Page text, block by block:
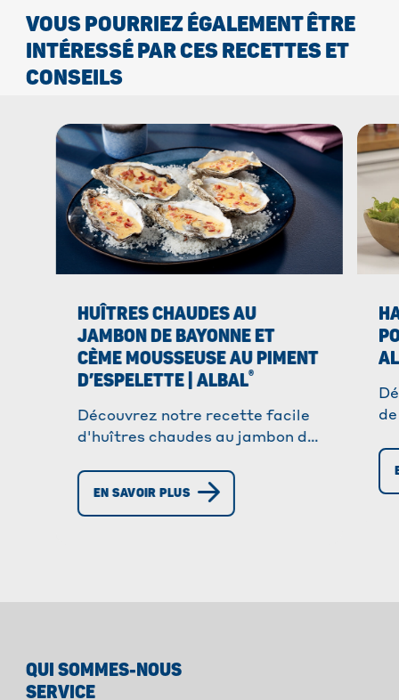
VOUS POURRIEZ ÉGALEMENT ÊTRE
INTÉRESSÉ PAR CES RECETTES ET
CONSEILS
HUÎTRES CHAUDES AU
JAMBON DE BAYONNE ET
CÈME MOUSSEUSE AU PIMENT
D’ESPELETTE | ALBAL®
Découvrez notre recette facile
d'huîtres chaudes au jambon de
Parfait pour impressionner vos
EN SAVOIR PLUS
QUI SOMMES-NOUS
SERVICE